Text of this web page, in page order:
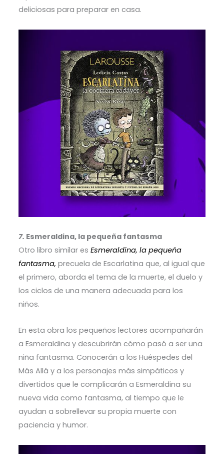
deliciosas para preparar en casa.
7. Esmeraldina, la pequeña fantasma
Otro libro similar es Esmeraldina, la pequeña
fantasma, precuela de Escarlatina que, al igual que
el primero, aborda el tema de la muerte, el duelo y
los ciclos de una manera adecuada para los
niños.
En esta obra los pequeños lectores acompañarán
a Esmeraldina y descubrirán cómo pasó a ser una
niña fantasma. Conocerán a los Huéspedes del
Más Allá y a los personajes más simpáticos y
divertidos que le complicarán a Esmeraldina su
nueva vida como fantasma, al tiempo que le
ayudan a sobrellevar su propia muerte con
paciencia y humor.